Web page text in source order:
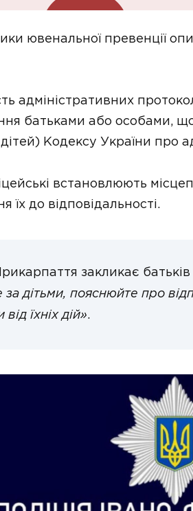
ювенальної превенції
адміністративних
батьками або особами, що
Кодексу України про
встановлюють
їх до відповідальності.
закликає
за дітьми, пояснюйте про
від їхніх дій».